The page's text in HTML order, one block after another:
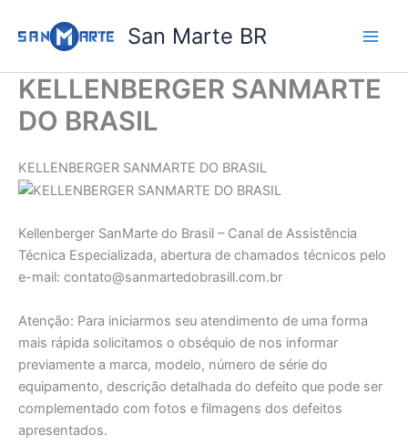
para
conteúdo
San Marte BR
KELLENBERGER SANMARTE
DO BRASIL
KELLENBERGER SANMARTE DO BRASIL
Kellenberger SanMarte do Brasil – Canal de Assistência
Técnica Especializada, abertura de chamados técnicos pelo
e-mail: contato@sanmartedobrasill.com.br
Atenção: Para iniciarmos seu atendimento de uma forma
mais rápida solicitamos o obséquio de nos informar
previamente a marca, modelo, número de série do
equipamento, descrição detalhada do defeito que pode ser
complementado com fotos e filmagens dos defeitos
apresentados.